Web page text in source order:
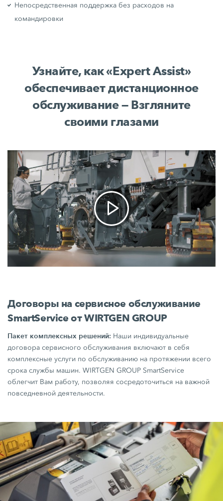
Непосредственная поддержка без расходов на
командировки
Узнайте, как «Expert Assist»
обеспечивает дистанционное
обслуживание — Взгляните
своими глазами
Договоры на сервисное обслуживание
SmartService от WIRTGEN GROUP
Пакет комплексных решений: Наши индивидуальные
договора сервисного обслуживания включают в себя
комплексные услуги по обслуживанию на протяжении всего
срока службы машин. WIRTGEN GROUP SmartService
облегчит Вам работу, позволяя сосредоточиться на важной
повседневной деятельности.